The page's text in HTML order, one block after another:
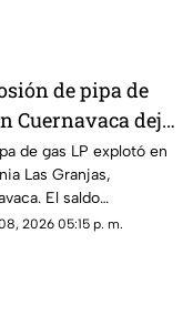
de pipa de
Cuernavaca deja
lesionadas
de gas LP explotó en
Las Granjas,
El saldo
es de 21 lesionados
2026 05:15 p. m.